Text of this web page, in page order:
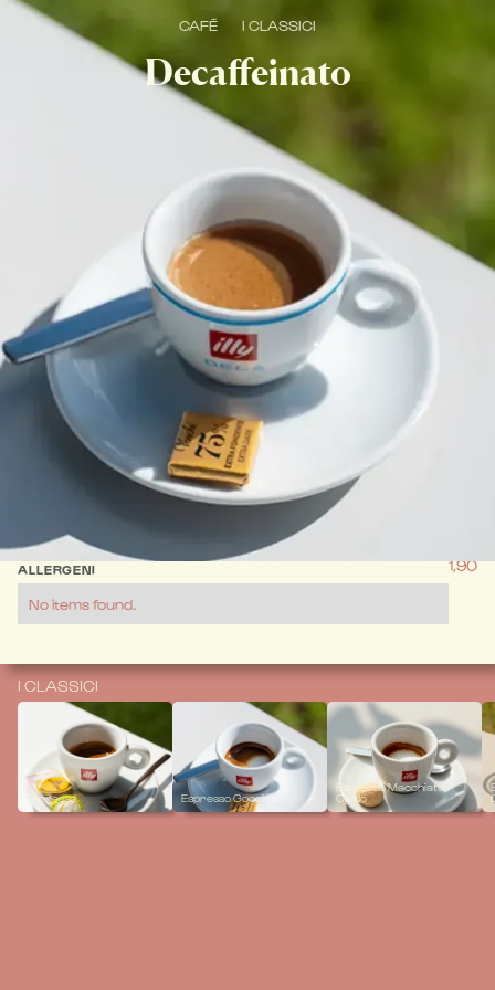
CAFÉ I CLASSICI
Decaffeinato
Corposo espresso senza caffeina.
L'eccellenza del gusto per un momento di puro piacere.
ALLERGENI
No items found.
1,90
I CLASSICI
Espresso Espresso Gocciato
Espresso Macchiato
Caldo